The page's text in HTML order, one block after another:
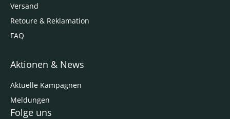
Versand
Retoure & Reklamation
FAQ
Aktionen & News
Aktuelle Kampagnen
Meldungen
Folge uns